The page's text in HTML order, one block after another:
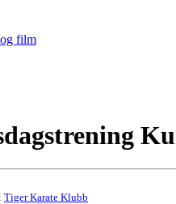
film
Tiger Karate Klubb